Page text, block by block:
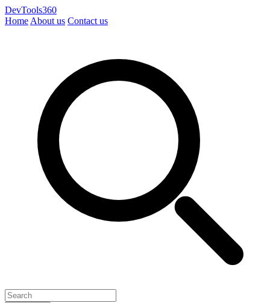
DevTools360
Home About us Contact us